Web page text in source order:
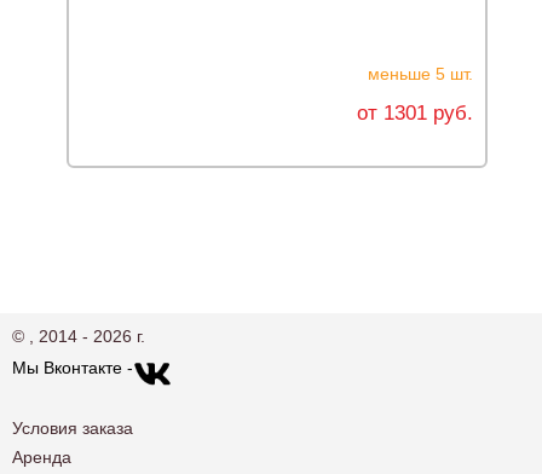
меньше 5 шт.
от 1301 руб.
© , 2014 - 2026 г.
Мы Вконтакте -
Условия заказа
Аренда